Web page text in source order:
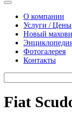
О компании
Услуги / Цены
Новый
Фотогалерея
Контакты
Fiat